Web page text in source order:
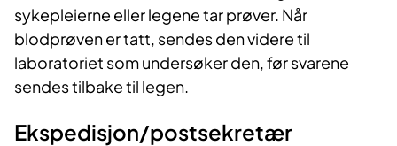
sykepleierne eller legene tar prøver. Når
blodprøven er tatt, sendes den videre til
laboratoriet som undersøker den, før svarene
sendes tilbake til legen.
Ekspedisjon/postsekretær